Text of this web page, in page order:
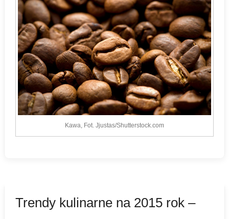
Kawa, Fot. Jjustas/Shutterstock.com
Trendy kulinarne na 2015 rok –